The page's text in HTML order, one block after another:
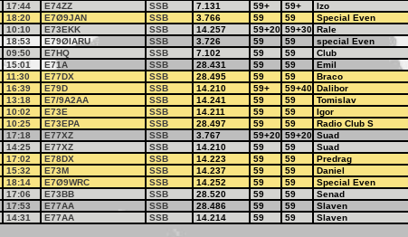
17:44 E74ZZ SSB 7.131 59+ 59+ Izo
18:20 E7Ø9JAN SSB 3.766 59 59 Special Even
10:10 E73EKK SSB 14.257 59+20 59+30 Rale
18:53 E79ØIARU SSB 3.726 59 59 special Even
09:50 E7HQ SSB 7.102 59 59 Club
15:01 E71A SSB 28.431 59 59 Emil
11:30 E77DX SSB 28.495 59 59 Braco
16:39 E79D SSB 14.210 59+ 59+40 Dalibor
13:18 E7/9A2AA SSB 14.241 59 59 Tomislav
10:02 E73E SSB 14.211 59 59 Igor
10:25 E73EPA SSB 28.497 59 59 Radio Club S
17:18 E77XZ SSB 3.767 59+20 59+20 Suad
14:25 E77XZ SSB 14.210 59 59 Suad
17:02 E78DX SSB 14.223 59 59 Predrag
15:32 E73M SSB 14.237 59 59 Daniel
18:14 E7Ø9WRC SSB 14.252 59 59 Special Even
17:06 E73BB SSB 28.520 59 59 Senad
17:53 E77AA SSB 28.486 59 59 Slaven
14:31 E77AA SSB 14.214 59 59 Slaven